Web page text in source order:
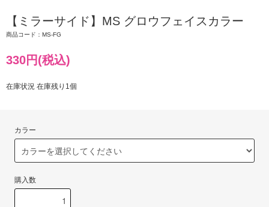
【ミラーサイド】MS グロウフェイスカラー
商品コード：MS-FG
330円(税込)
在庫状況 在庫残り1個
カラー
購入数